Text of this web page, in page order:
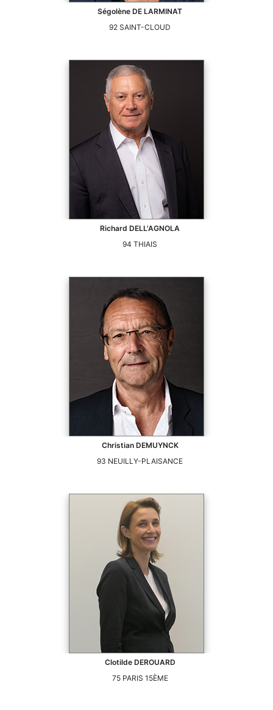
Ségolène DE LARMINAT
92 SAINT-CLOUD
Richard DELL'AGNOLA
94 THIAIS
Christian DEMUYNCK
93 NEUILLY-PLAISANCE
Clotilde DEROUARD
75 PARIS 15ÈME